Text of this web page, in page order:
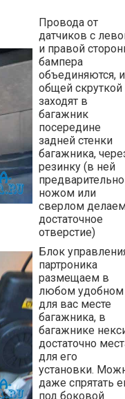
Провода от
датчиков с
и правой
бампера
объединяются, и
общей скруткой
заходят в
багажник
посередине
задней стенки
багажника,
резинку (в ней
предварительно
ножом или
сверлом
достаточное
отверстие)
Блок
партроника
размещаем в
любом удобном
для вас месте
багажника, в
багажнике
достаточно
для его
установки.
даже спрятать
под боковой